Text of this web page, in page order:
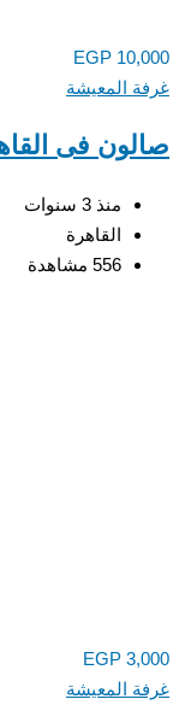
EGP
المعيشة
فى
منذ 3 سنوات
القاهرة
556 مشاهدة
EGP
المعيشة